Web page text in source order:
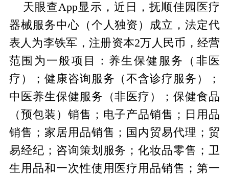
天眼查App显示，近日，抚顺佳园医疗
器械服务中心（个人独资）成立，法定代
表人为李铁军，注册资本2万人民币，经营
范围为一般项目：养生保健服务（非医
疗）；健康咨询服务（不含诊疗服务）；
中医养生保健服务（非医疗）；保健食品
（预包装）销售；电子产品销售；日用品
销售；家居用品销售；国内贸易代理；贸
易经纪；咨询策划服务；化妆品零售；卫
生用品和一次性使用医疗用品销售；第一